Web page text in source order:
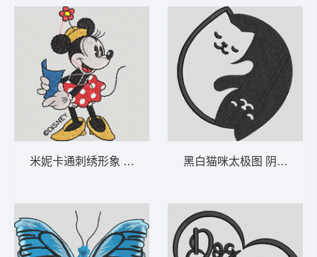
米妮卡通刺绣形象 米妮 2-DST格式黑白猫咪太极图 阴阳貓-